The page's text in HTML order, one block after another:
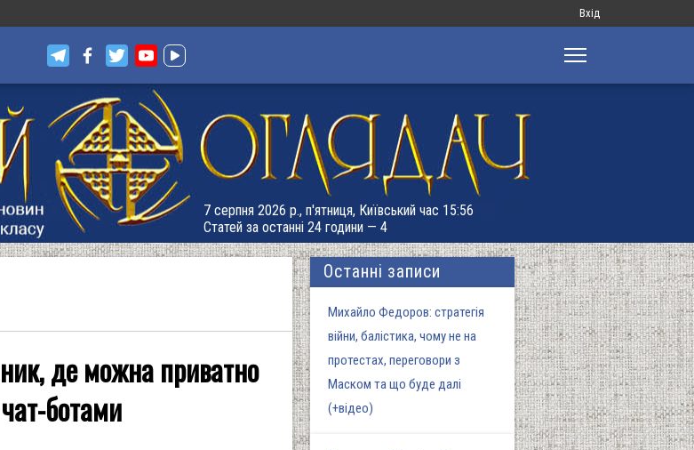
Меню
запису
Вхід
7 серпня 2026 р., п'ятниця, Київський час 15:56
Статей за останні 24 години — 4
де можна приватно
чат-ботами
Останні записи
Михайло Федоров: стратегія
війни, балістика, чому не на
протестах, переговори з
Маском та що буде далі
(+відео)